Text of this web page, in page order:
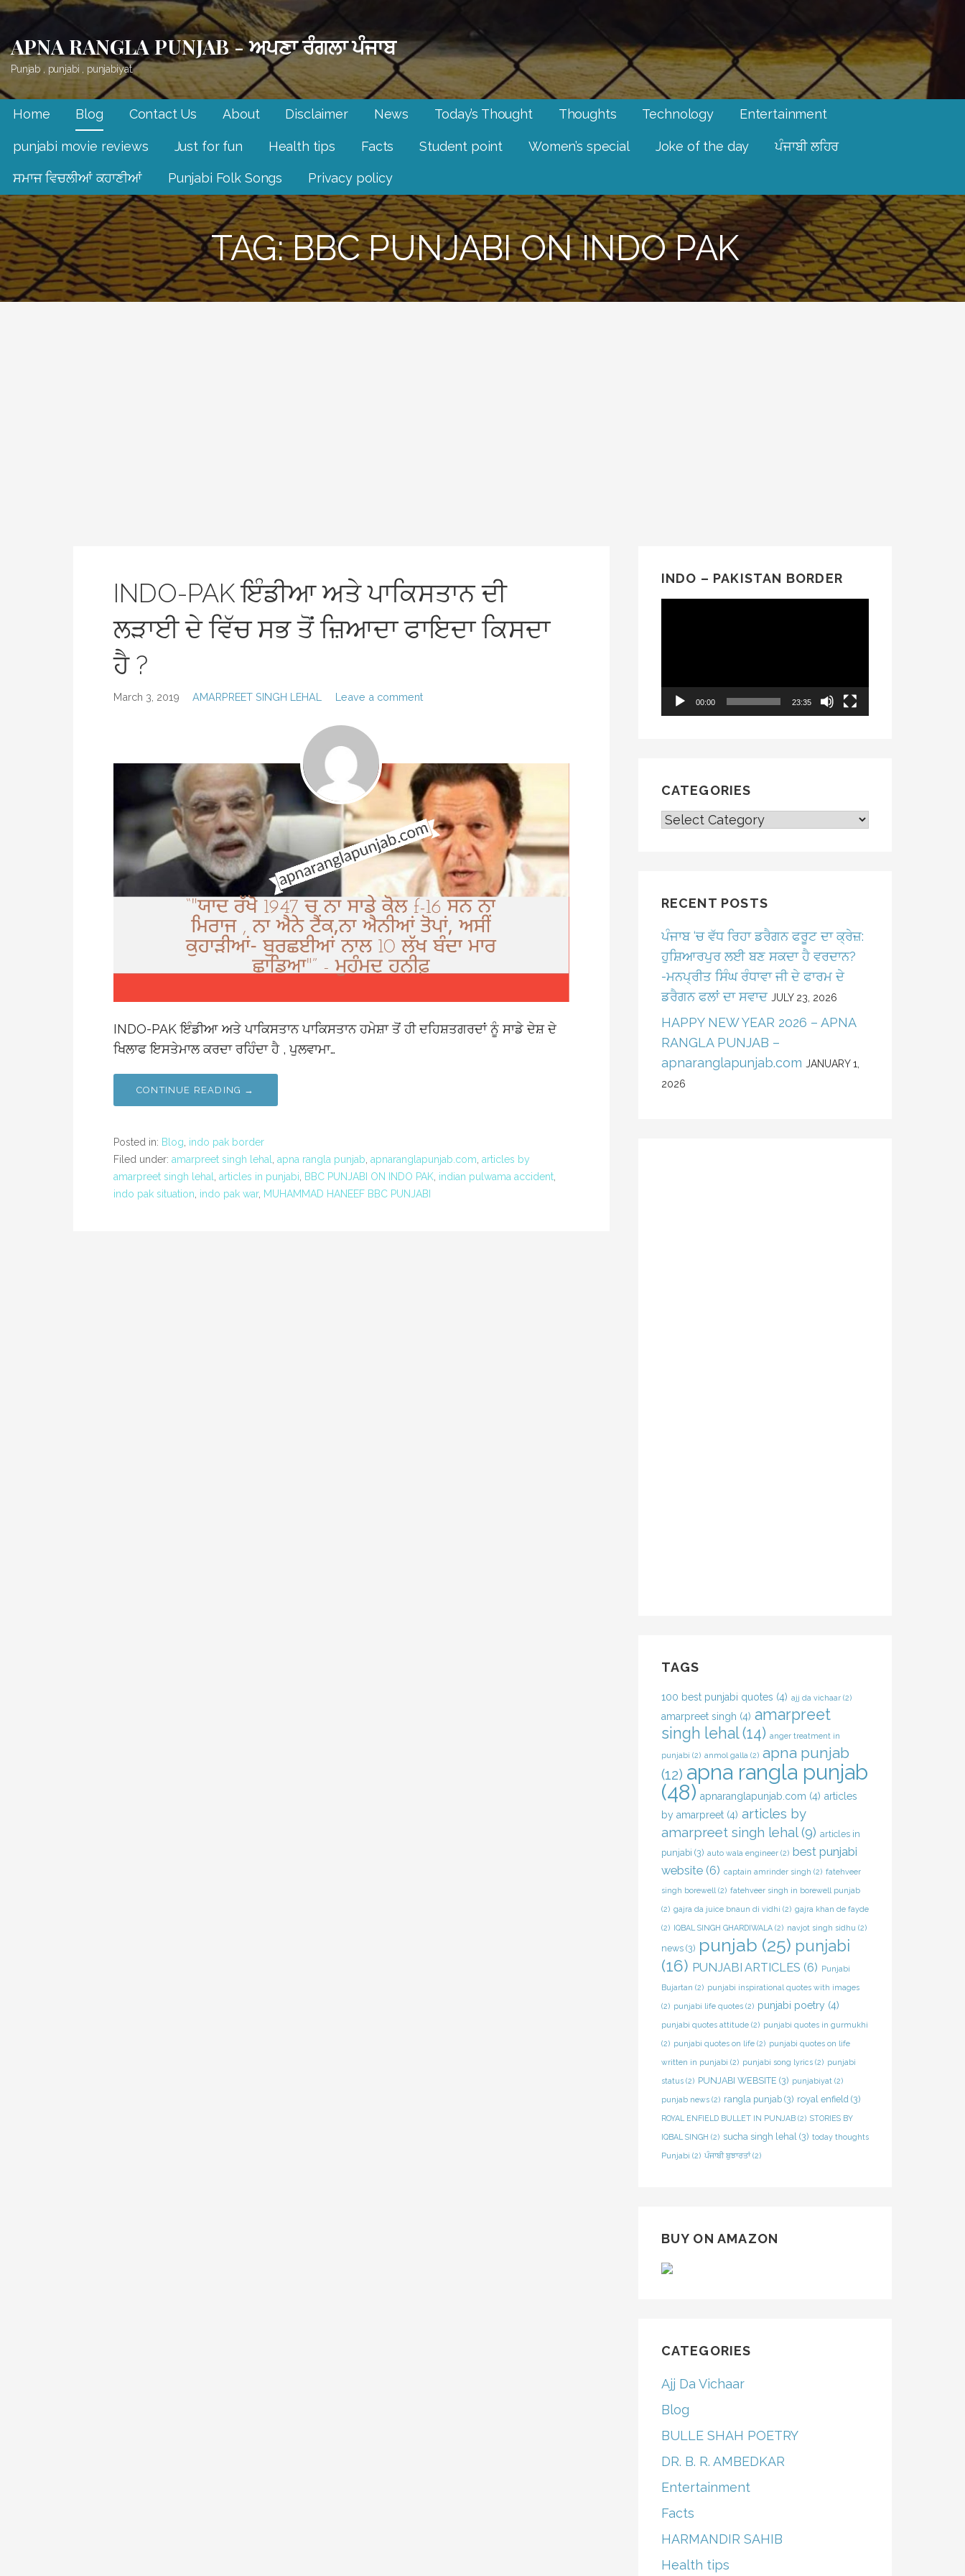
Skip
content
APNA RANGLA PUNJAB - ਅਪਣਾ ਰੰਗਲਾ ਪੰਜਾਬ
Punjab , punjabi , punjabiyat.
Home Blog Contact Us About Disclaimer News Today’s Thought Thoughts Technology Entertainment
punjabi movie reviews Just for fun Health tips Facts Student point Women’s special Joke of the day ਪੰਜਾਬੀ ਲਹਿਰ
ਸਮਾਜ ਵਿਚਲੀਆਂ ਕਹਾਣੀਆਂ Punjabi Folk Songs Privacy policy
TAG: BBC PUNJABI ON INDO PAK
INDO-PAK ਇੰਡੀਆ ਅਤੇ ਪਾਕਿਸਤਾਨ ਦੀ
ਲੜਾਈ ਦੇ ਵਿੱਚ ਸਭ ਤੋਂ ਜ਼ਿਆਦਾ ਫਾਇਦਾ ਕਿਸਦਾ
ਹੈ ?
March 3, 2019 AMARPREET SINGH LEHAL Leave a comment
INDO-PAK ਇੰਡੀਆ ਅਤੇ ਪਾਕਿਸਤਾਨ ਪਾਕਿਸਤਾਨ ਹਮੇਸ਼ਾ ਤੋਂ ਹੀ ਦਹਿਸ਼ਤਗਰਦਾਂ ਨੂੰ ਸਾਡੇ ਦੇਸ਼ ਦੇ
ਖਿਲਾਫ ਇਸਤੇਮਾਲ ਕਰਦਾ ਰਹਿੰਦਾ ਹੈ , ਪੁਲਵਾਮਾ…
CONTINUE READING →
Posted in: Blog indo pak border
Filed under: amarpreet singh lehal apna rangla punjab apnaranglapunjab.com articles by
amarpreet singh lehal
articles in punjabi BBC PUNJABI ON INDO PAK indian pulwama accident
indo pak situation indo pak war, MUHAMMAD HANEEF BBC PUNJABI
INDO – PAKISTAN BORDER
00:00 23:35
CATEGORIES
CATEGORIES
RECENT POSTS
ਪੰਜਾਬ ‘ਚ ਵੱਧ ਰਿਹਾ ਡਰੈਗਨ ਫਰੂਟ ਦਾ ਕ੍ਰੇਜ਼:
ਹੁਸ਼ਿਆਰਪੁਰ ਲਈ ਬਣ ਸਕਦਾ ਹੈ ਵਰਦਾਨ?
-ਮਨਪ੍ਰੀਤ ਸਿੰਘ ਰੰਧਾਵਾ ਜੀ ਦੇ ਫਾਰਮ ਦੇ
ਡਰੈਗਨ ਫਲਾਂ ਦਾ ਸਵਾਦ JULY 23, 2026
HAPPY NEW YEAR 2026 – APNA
RANGLA PUNJAB –
apnaranglapunjab.com JANUARY 1,
2026
TAGS
100 best punjabi quotes (4) ajj da vichaar(2)
amarpreet singh (4) amarpreet
singh lehal(14) anger treatment in
punjabi (2) anmol galla (2) apna punjab
(12) apna rangla punjab
(48) apnaranglapunjab.com (4) articles
by amarpreet(4) articles by
amarpreet singh lehal(9) articles in
punjabi (3) auto wala engineer(2) best punjabi
website(6) captain amrinder singh (2) fatehveer
singh borewell (2) fatehveer singh in borewell punjab
(2) gajra da juice bnaun di vidhi (2) gajra khan de fayde
(2) IQBAL SINGH GHARDIWALA(2) navjot singh sidhu (2)
news(3) punjab (25) punjabi
(16) PUNJABI ARTICLES (6) Punjabi
Bujartan (2) punjabi inspirational quotes with images
(2) punjabi life quotes(2) punjabi poetry(4)
punjabi quotes attitude(2) punjabi quotes in gurmukhi
(2) punjabi quotes on life(2) punjabi quotes on life
written in punjabi (2) punjabi song lyrics(2) punjabi
status(2) PUNJABI WEBSITE (3) punjabiyat (2)
punjab news(2) rangla punjab(3) royal enfield (3)
ROYAL ENFIELD BULLET IN PUNJAB(2) STORIES BY
IQBAL SINGH (2) sucha singh lehal (3) today thoughts
Punjabi (2) ਪੰਜਾਬੀ ਬੁਝਾਰਤਾਂ(2)
BUY ON AMAZON
CATEGORIES
Ajj Da Vichaar
Blog
BULLE SHAH POETRY
DR. B. R. AMBEDKAR
Entertainment
Facts
HARMANDIR SAHIB
Health tips